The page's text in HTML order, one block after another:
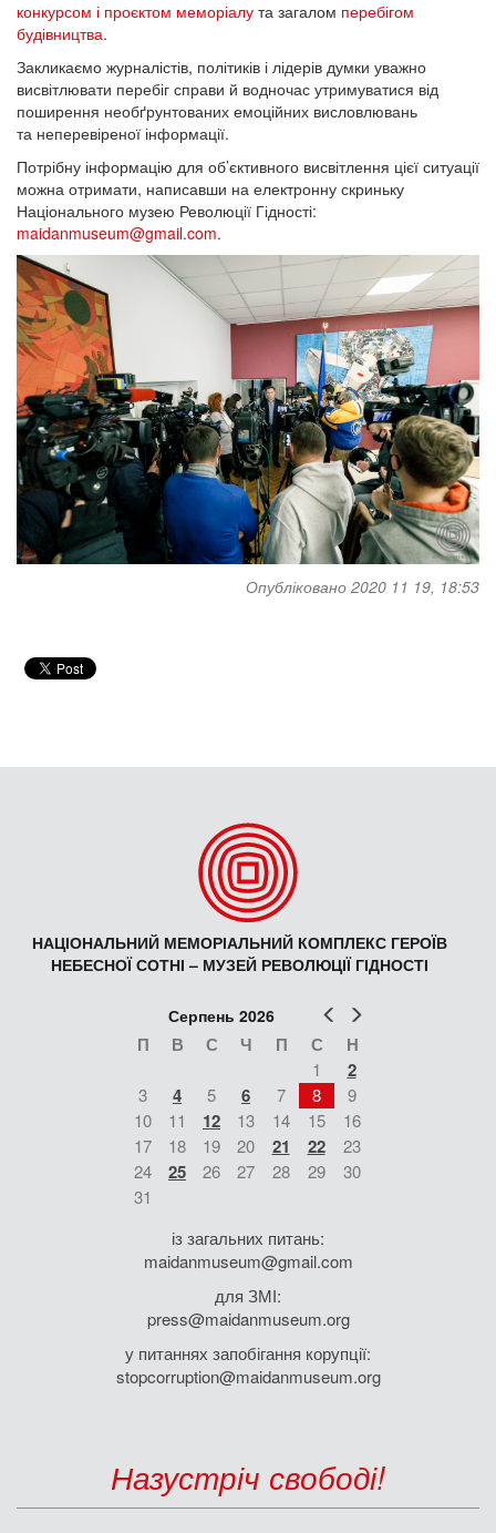
конкурсом і проєктом меморіалу та загалом перебігом
будівництва.
Закликаємо журналістів, політиків і лідерів думки уважно
висвітлювати перебіг справи й водночас утримуватися від
поширення необґрунтованих емоційних висловлювань
та неперевіреної інформації.
Потрібну інформацію для об’єктивного висвітлення цієї ситуації
можна отримати, написавши на електронну скриньку
Національного музею Революції Гідності:
maidanmuseum@gmail.com.
Опубліковано 2020 11 19, 18:53
НАЦІОНАЛЬНИЙ МЕМОРІАЛЬНИЙ КОМПЛЕКС ГЕРОЇВ
НЕБЕСНОЇ СОТНІ – МУЗЕЙ РЕВОЛЮЦІЇ ГІДНОСТІ
Попер
Серпень 2026
П В С Ч П С Н
1 2
3 4 5 6 7 8
9
10
11 12 13 14 15
16
17
18 19 20 21 22
23
24
25 26 27 28 29
30
31
із загальних питань:
maidanmuseum@gmail.com
для ЗМІ:
press@maidanmuseum.org
у питаннях запобігання корупції:
stopcorruption@maidanmuseum.org
Назустріч свободі!